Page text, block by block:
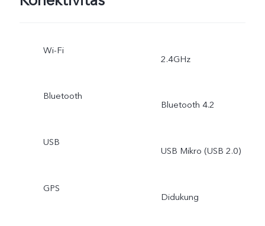
Wi-Fi
2.4GHz
Bluetooth
Bluetooth 4.2
USB
USB Mikro (USB 2.0)
GPS
Didukung